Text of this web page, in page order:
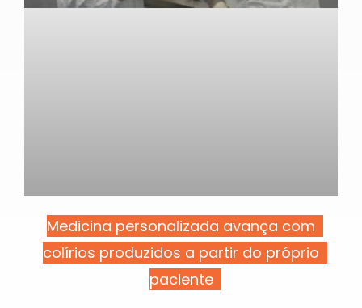
Medicina personalizada avança com
colírios produzidos a partir do próprio
paciente